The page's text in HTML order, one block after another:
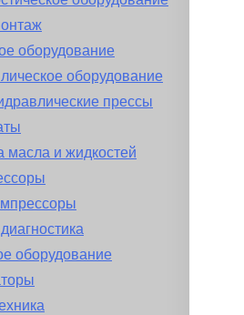
оборудование
оборудование
прессы
масла и жидкостей
оборудование